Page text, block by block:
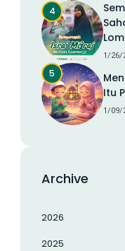
1/26/
Itu
1/09/
Archive
2026
2025